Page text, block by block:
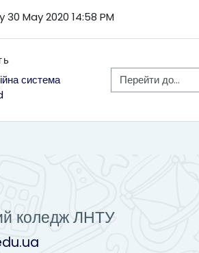
30 May 2020 14:58 PM
система
Перейти до...
коледж ЛНТУ